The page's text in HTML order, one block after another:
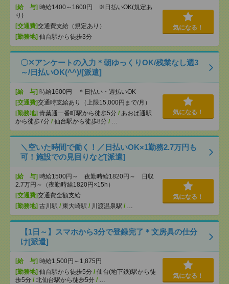
[給 与] 時給1400～1600円 ※日払いOK(規定あ
り)
[交通費]交通費支給（規定あり）
[勤務地] 仙台駅から徒歩3分
気になる！
〇✕アンケートの入力＊朝ゆっくりOK/残業なし週3
～/日払いOK(^^)/[派遣]
[給 与] 時給1600円 ＊日払い・週払いOK
[交通費]交通時支給あり（上限15,000円まで/月）
[勤務地] 青葉通一番町駅から徒歩5分 / あおば通駅
から徒歩7分 / 仙台駅から徒歩8分 / …
気になる！
＼空いた時間で働く！／日払いOK×1勤務2.7万円も
可！施設での見回りなど[派遣]
[給 与] 時給1500円～ 夜勤時給1820円～ 日収
2.7万円～（夜勤時給1820円×15h）
[交通費]交通費全額支給
[勤務地] 古川駅 / 東大崎駅 / 川渡温泉駅 / …
気になる！
【1日～】スマホから3分で登録完了＊文房具の仕分
け[派遣]
[給 与] 時給1,500円～1,875円
[勤務地] 仙台駅から徒歩5分 / 仙台(地下鉄)駅から徒
歩5分 / 北仙台駅から徒歩5分 / …
気になる！